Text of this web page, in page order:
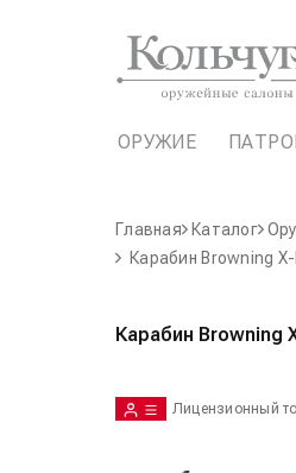
ОРУЖИЕ
Главная Каталог
Карабин Browning
Карабин Browning
Лицензионный